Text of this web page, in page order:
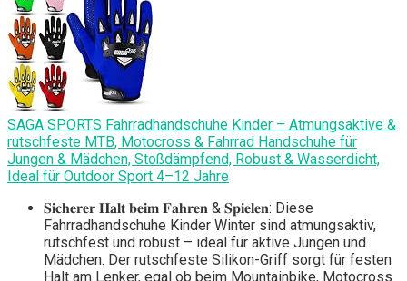
SAGA SPORTS Fahrradhandschuhe Kinder – Atmungsaktive &
rutschfeste MTB, Motocross & Fahrrad Handschuhe für
Jungen & Mädchen, Stoßdämpfend, Robust & Wasserdicht,
Ideal für Outdoor Sport 4–12 Jahre
𝐒𝐢𝐜𝐡𝐞𝐫𝐞𝐫 𝐇𝐚𝐥𝐭 𝐛𝐞𝐢𝐦 𝐅𝐚𝐡𝐫𝐞𝐧 & 𝐒𝐩𝐢𝐞𝐥𝐞𝐧: Diese
Fahrradhandschuhe Kinder Winter sind atmungsaktiv,
rutschfest und robust – ideal für aktive Jungen und
Mädchen. Der rutschfeste Silikon-Griff sorgt für festen
Halt am Lenker, egal ob beim Mountainbike, Motocross